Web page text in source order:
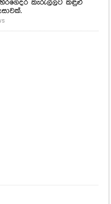
කැරැල්ලට කඳුළු